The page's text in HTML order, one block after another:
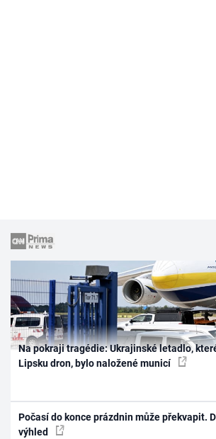
Na pokraji tragédie: Ukrajinské letadlo,
Lipsku dron, bylo naložené municí
Počasí do konce prázdnin může překvapit.
výhled